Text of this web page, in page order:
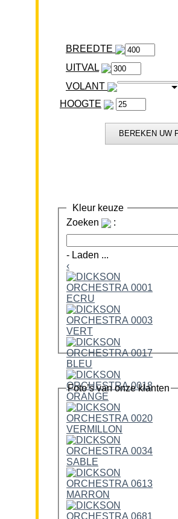
BREEDTE
VOLANT
HOOGTE
Kleur keuze
Zoeken
:
- Laden ...
‹
Foto’s van onze klanten